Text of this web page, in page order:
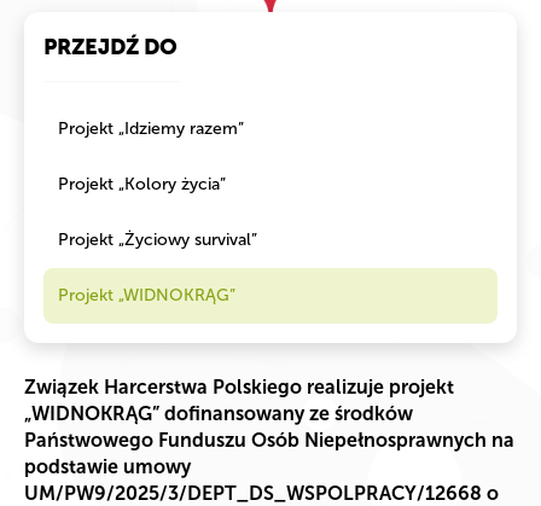
PRZEJDŹ DO
Projekt „Idziemy razem”
Projekt „Kolory życia”
Projekt „Życiowy survival”
Projekt „WIDNOKRĄG”
Związek Harcerstwa Polskiego realizuje projekt
„WIDNOKRĄG” dofinansowany ze środków
Państwowego Funduszu Osób Niepełnosprawnych na
podstawie umowy
UM/PW9/2025/3/DEPT_DS_WSPOLPRACY/12668 o